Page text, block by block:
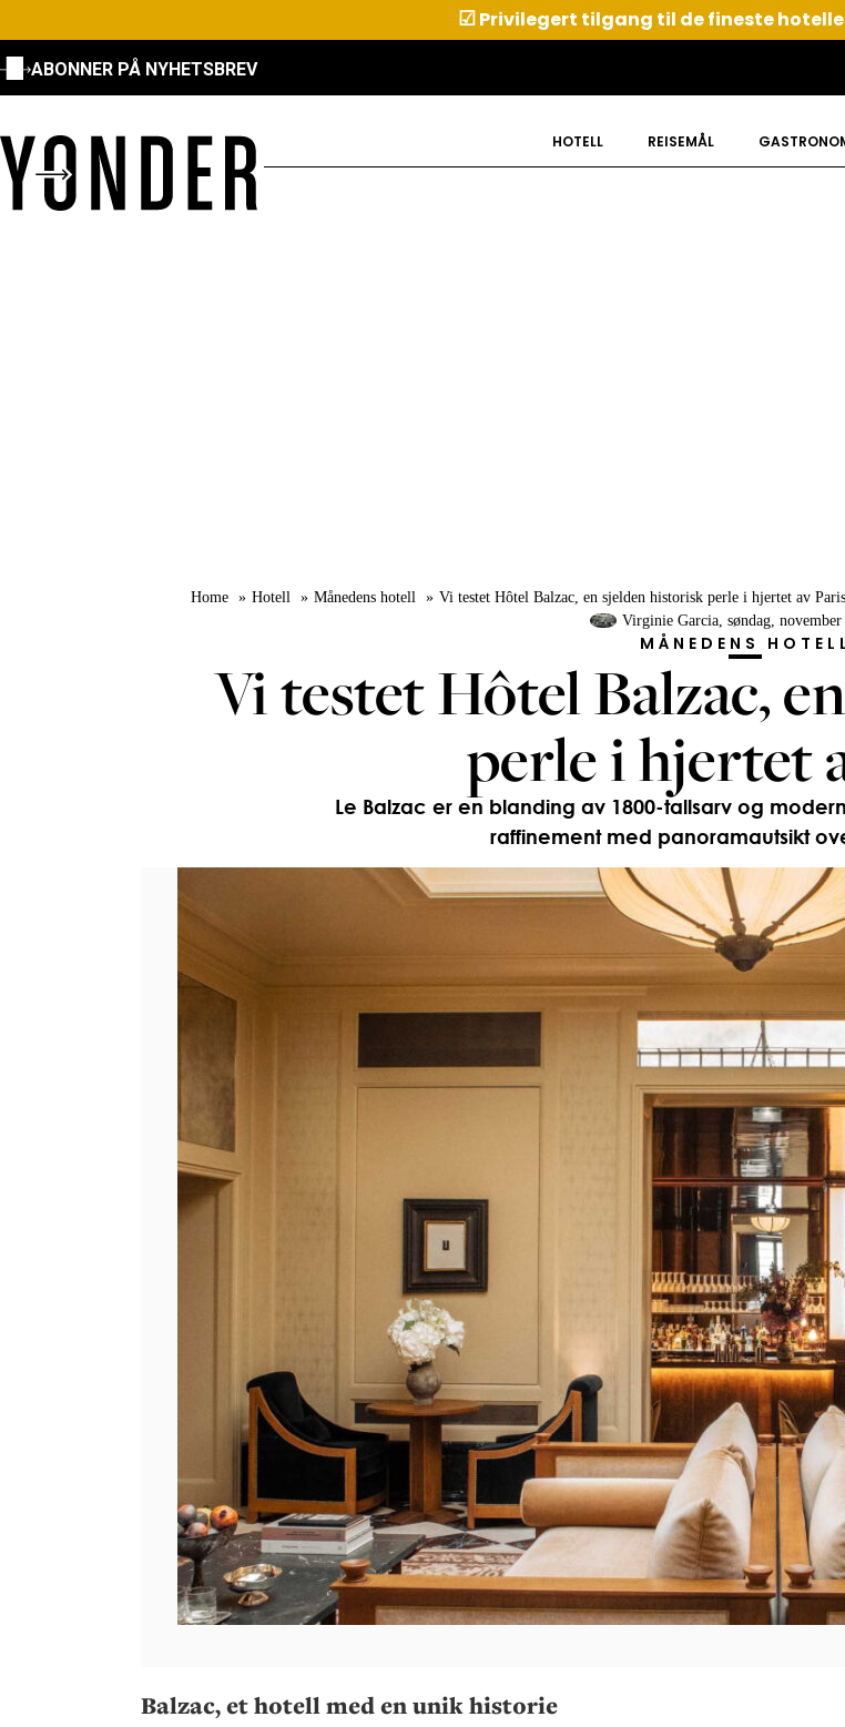
☑Privilegert tilgang til de fineste
ABONNER PÅ NYHETSBREV
HOTELL REISEMÅL
Home Hotell Månedens hotell
Vi testet Hôtel Balzac, en sjelden historisk perle i hjertet av Paris
Virginie Garcia, søndag,
MÅNEDENS HOTELL
Vi testet Hôtel Balzac,
perle i hjertet
Le Balzac er en blanding av 1800-tallsarv og
raffinement med panoramautsikt
Balzac, et hotell med en unik historie